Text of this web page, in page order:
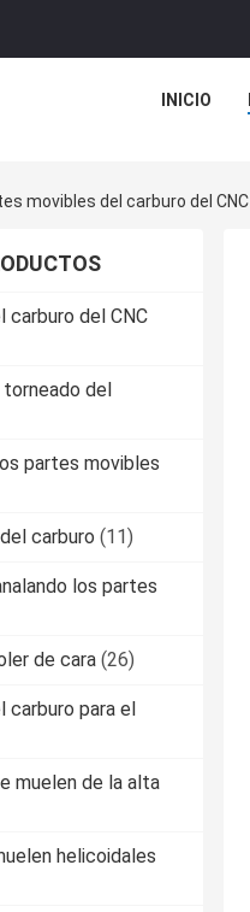
INICIO
movibles del carburo del CNC
carburo del CNC
del
partes movibles
carburo (11)
los partes
de cara (26)
para el
muelen de la alta
helicoidales